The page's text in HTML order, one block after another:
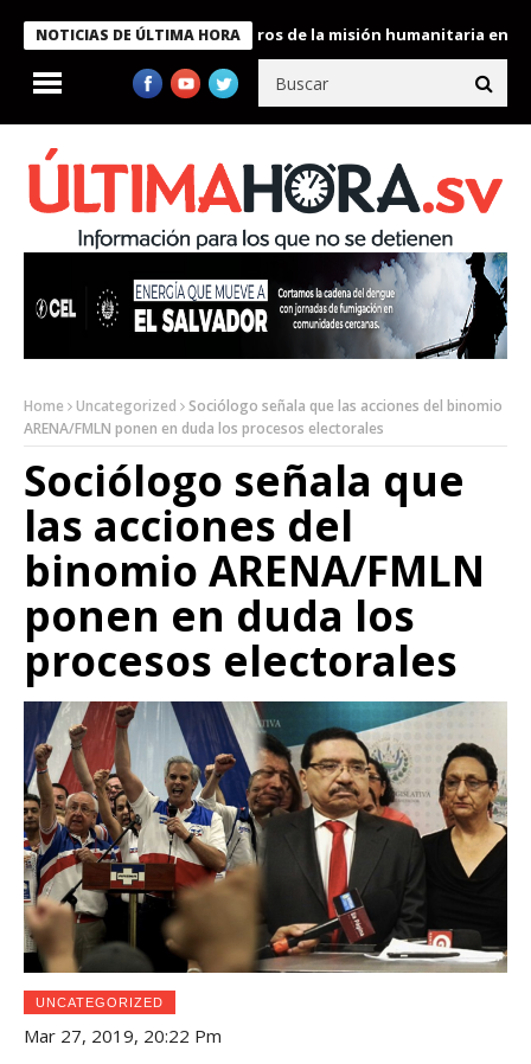
NOTICIAS DE ÚLTIMA HORA
Bukele condecora a miembros de la misión humanitaria enviada
Home Uncategorized
Sociólogo señala que las acciones del binomio
ARENA/FMLN ponen en duda los procesos electorales
Sociólogo señala que
las acciones del
binomio ARENA/FMLN
ponen en duda los
procesos electorales
UNCATEGORIZED
Mar 27, 2019, 20:22 Pm